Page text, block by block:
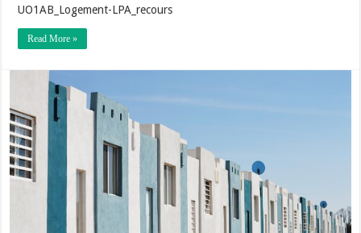
UO1AB_Logement-LPA_recours
Read More »